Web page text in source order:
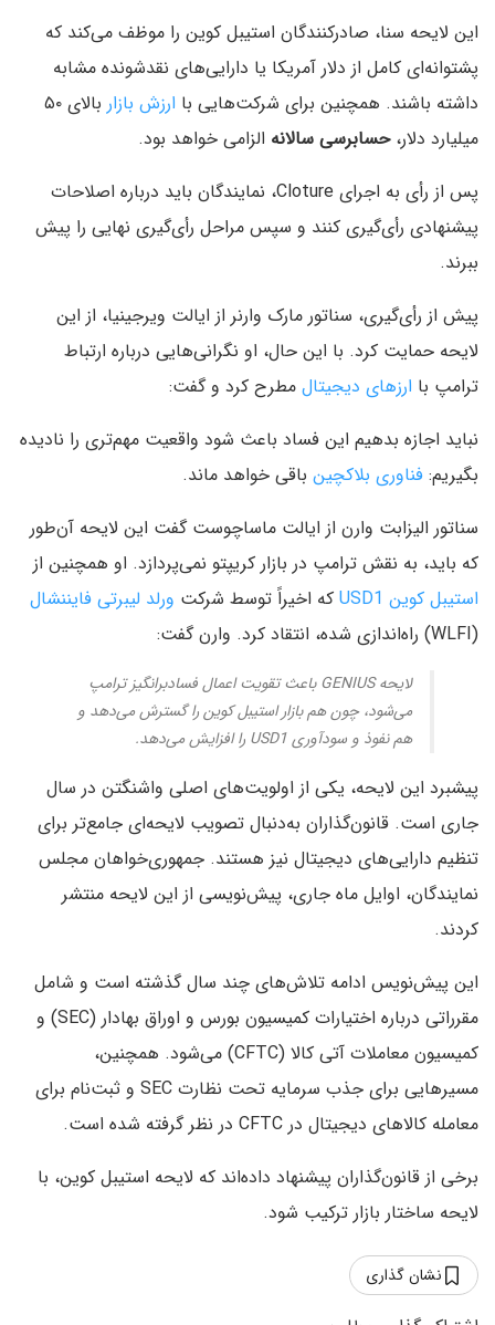
این لایحه سنا، صادرکنندگان استیبل‌ کوین را موظف می‌کند که
پشتوانه‌ای کامل از دلار آمریکا یا دارایی‌های نقدشونده مشابه
داشته باشند. همچنین برای شرکت‌هایی با ارزش بازار
بالای ۵۰
میلیارد دلار،حسابرسی سالانه الزامی خواهد بود.
پس از رأی به اجرای Cloture، نمایندگان باید درباره اصلاحات
پیشنهادی رأی‌گیری کنند و سپس مراحل رأی‌گیری نهایی را پیش
ببرند.
پیش از رأی‌گیری، سناتور مارک وارنر از ایالت ویرجینیا، از این
لایحه حمایت کرد. با این حال، او نگرانی‌هایی درباره ارتباط
ترامپ با ارزهای دیجیتال مطرح کرد و گفت:
نباید اجازه بدهیم این فساد باعث شود واقعیت مهم‌تری را نادیده
بگیریم: فناوری بلاکچین باقی خواهد ماند.
سناتور الیزابت وارن از ایالت ماساچوست گفت این لایحه آن‌طور
که باید، به نقش ترامپ در بازار کریپتو نمی‌پردازد. او همچنین از
استیبل‌ کوین USD1
که اخیراً توسط شرکت ورلد لیبرتی فایننشال
(WLFI) راه‌اندازی شده، انتقاد کرد. وارن گفت:
لایحه GENIUS باعث تقویت اعمال فسادبرانگیز ترامپ
می‌شود، چون هم بازار استیبل‌ کوین را گسترش می‌دهد و
هم نفوذ و سودآوری USD1 را افزایش می‌دهد.
پیشبرد این لایحه، یکی از اولویت‌های اصلی واشنگتن در سال
جاری است. قانون‌گذاران به‌دنبال تصویب لایحه‌ای جامع‌تر برای
تنظیم دارایی‌های دیجیتال نیز هستند. جمهوری‌خواهان مجلس
نمایندگان، اوایل ماه جاری، پیش‌نویسی از این لایحه منتشر
کردند.
این پیش‌نویس ادامه تلاش‌های چند سال گذشته است و شامل
مقرراتی درباره اختیارات کمیسیون بورس و اوراق بهادار (SEC) و
کمیسیون معاملات آتی کالا (CFTC) می‌شود. همچنین،
مسیرهایی برای جذب سرمایه تحت نظارت SEC و ثبت‌نام برای
معامله کالاهای دیجیتال در CFTC در نظر گرفته شده است.
برخی از قانون‌گذاران پیشنهاد داده‌اند که لایحه استیبل‌ کوین، با
لایحه ساختار بازار ترکیب شود.
نشان گذاری